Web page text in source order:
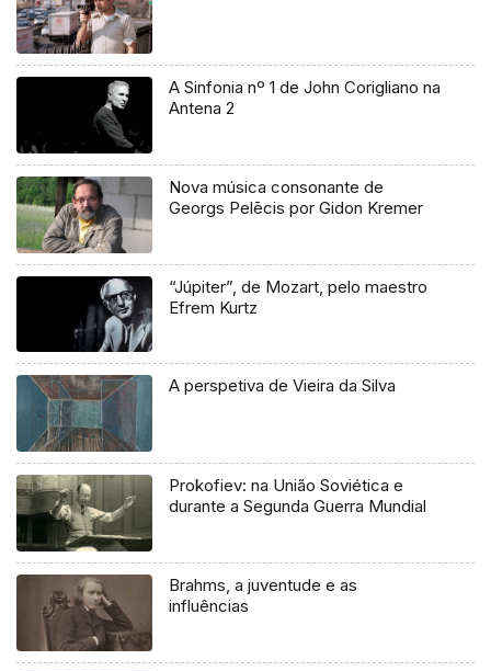
A Sinfonia nº 1 de John Corigliano na
Antena 2
Nova música consonante de
Georgs Pelēcis por Gidon Kremer
“Júpiter”, de Mozart, pelo maestro
Efrem Kurtz
A perspetiva de Vieira da Silva
Prokofiev: na União Soviética e
durante a Segunda Guerra Mundial
Brahms, a juventude e as
influências